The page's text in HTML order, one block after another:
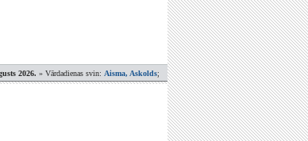
2026. » Vārdadienas svin: Aisma, Askolds;